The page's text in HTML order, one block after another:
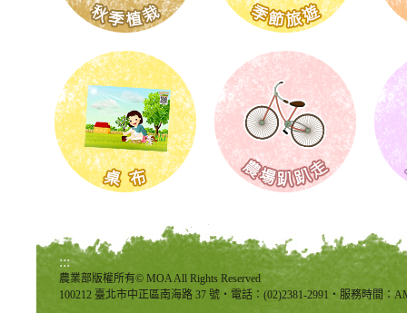
:::
農業部版權所有© MOA All Rights Reserved
100212 臺北市中正區南海路 37 號‧電話：(02)2381-2991‧服務時間：